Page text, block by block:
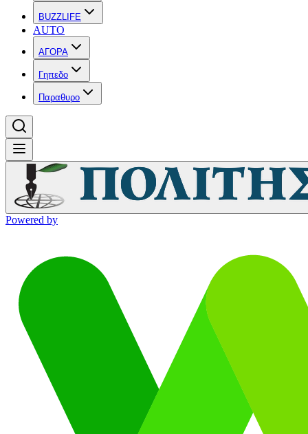
BUZZLIFE
AUTO
ΑΓΟΡΑ
Γηπεδο
Παραθυρο
Powered by